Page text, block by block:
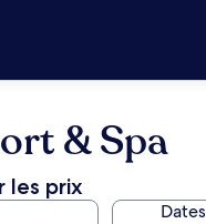
& Spa
les prix
Dates